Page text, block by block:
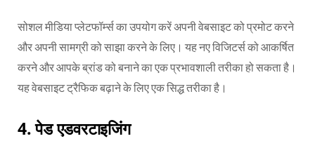
सोशल मीडिया प्लेटफॉर्म्स का उपयोग करें अपनी वेबसाइट को प्रमोट करने
और अपनी सामग्री को साझा करने के लिए। यह नए विजिटर्स को आकर्षित
करने और आपके ब्रांड को बनाने का एक प्रभावशाली तरीका हो सकता है।
यह वेबसाइट ट्रैफिक बढ़ाने के लिए एक सिद्ध तरीका है।
4. पेड एडवरटाइजिंग